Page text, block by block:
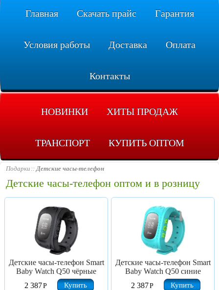
Главная Скачать прайс Гарантия
Условия работы Доставка Оплата
Контакты
НОВИНКИ ХИТЫ ПРОДАЖ
ТРАНСПОРТ КУПИТЬ ОПТОМ
Подарки Детские часы-телефон
Детские часы-телефон оптом и в розницу
Детские часы-телефон Smart
Baby Watch Q50 чёрные
2 387Р Купить
Детские часы-телефон Smart
Baby Watch Q50 синие
2 387Р Купить